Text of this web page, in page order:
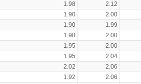
1.98 2.12
1.90 2.00
1.90 1.99
1.98 2.00
1.95 2.00
1.95 2.04
2.02 2.06
1.92 2.06